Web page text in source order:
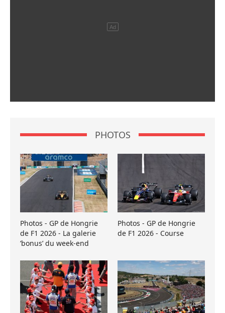
PHOTOS
Photos - GP de Hongrie
de F1 2026 - La galerie
’bonus’ du week-end
Photos - GP de Hongrie
de F1 2026 - Course